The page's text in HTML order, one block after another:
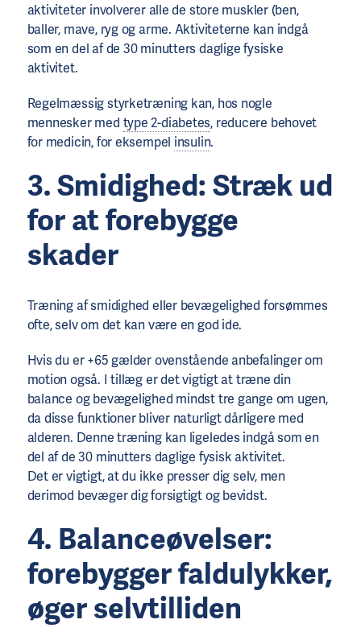
aktiviteter involverer alle de store muskler (ben,
baller, mave, ryg og arme. Aktiviteterne kan indgå
som en del af de 30 minutters daglige fysiske
aktivitet.
Regelmæssig styrketræning kan, hos nogle
mennesker med type 2-diabetes, reducere behovet
for medicin, for eksempel insulin.
3. Smidighed: Stræk ud
for at forebygge
skader
Træning af smidighed eller bevægelighed forsømmes
ofte, selv om det kan være en god ide.
Hvis du er +65 gælder ovenstående anbefalinger om
motion også. I tillæg er det vigtigt at træne din
balance og bevægelighed mindst tre gange om ugen,
da disse funktioner bliver naturligt dårligere med
alderen. Denne træning kan ligeledes indgå som en
del af de 30 minutters daglige fysisk aktivitet.
Det er vigtigt, at du ikke presser dig selv, men
derimod bevæger dig forsigtigt og bevidst.
4. Balanceøvelser:
forebygger faldulykker,
øger selvtilliden